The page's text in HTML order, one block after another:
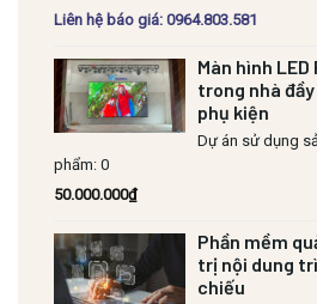
Liên hệ báo giá: 0964.803.581
Màn hình LED
trong nhà đầy
phụ kiện
Dự án sử dụng
phẩm: 0
50.000.000₫
Phần mềm
trị nội dung
chiếu